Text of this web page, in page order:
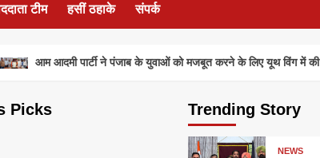
टीम हसीं ठहाके संपर्क
आम आदमी पार्टी ने पंजाब के युवाओं को मजबूत करने के लिए यूथ विंग में की नई
Picks Trending Story
NEWS